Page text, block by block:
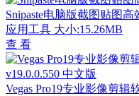
Snipaste电脑版截图贴图高
应用工具 大小:15.26MB
查 看
Vegas Pro19专业影像剪辑